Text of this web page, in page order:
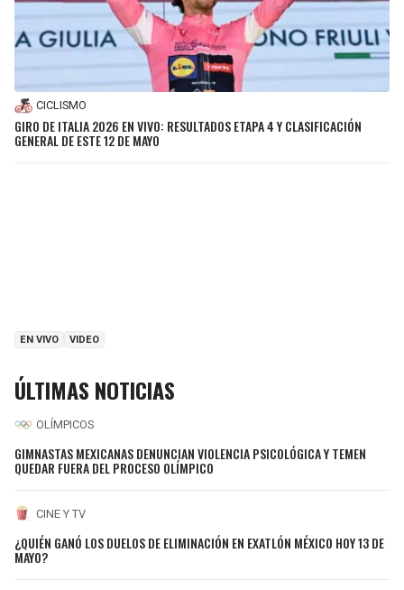
CICLISMO
GIRO DE ITALIA 2026 EN VIVO: RESULTADOS ETAPA 4 Y CLASIFICACIÓN
GENERAL DE ESTE 12 DE MAYO
EN VIVO VIDEO
ÚLTIMAS NOTICIAS
OLÍMPICOS
GIMNASTAS MEXICANAS DENUNCIAN VIOLENCIA PSICOLÓGICA Y TEMEN
QUEDAR FUERA DEL PROCESO OLÍMPICO
CINE Y TV
¿QUIÉN GANÓ LOS DUELOS DE ELIMINACIÓN EN EXATLÓN MÉXICO HOY 13 DE
MAYO?